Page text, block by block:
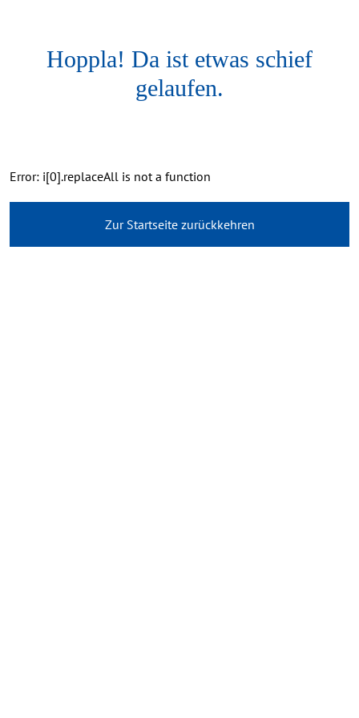
Hoppla! Da ist etwas schief
gelaufen.
Error: i[0].replaceAll is not a function
Zur Startseite zurückkehren